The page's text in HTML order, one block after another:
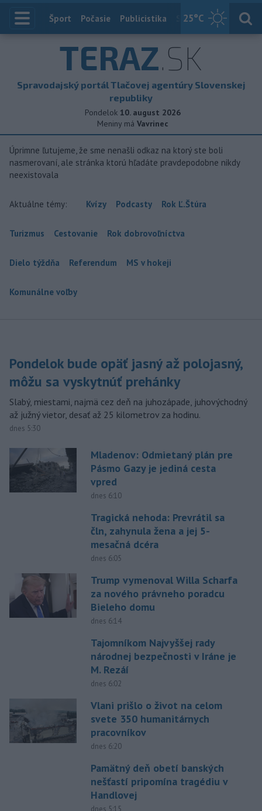
25°C
Index
Šport Počasie Publicistika Slovensko
TERAZ.SK
Spravodajský portál Tlačovej agentúry Slovenskej
republiky
Pondelok 10. august 2026
Meniny má Vavrinec
Úprimne ľutujeme, že sme nenašli odkaz na ktorý ste boli
nasmerovaní, ale stránka ktorú hľadáte pravdepodobne nikdy
neexistovala
Aktuálne témy: Kvízy Podcasty Rok Ľ.Štúra
Turizmus Cestovanie Rok dobrovoľníctva
Dielo týždňa Referendum MS v hokeji
Komunálne voľby
Pondelok bude opäť jasný až polojasný,
môžu sa vyskytnúť prehánky
Slabý, miestami, najmä cez deň na juhozápade, juhovýchodný
až južný vietor, desať až 25 kilometrov za hodinu.
dnes 5:30
Mladenov: Odmietaný plán pre
Pásmo Gazy je jediná cesta
vpred
dnes 6:10
Tragická nehoda: Prevrátil sa
čln, zahynula žena a jej 5-
mesačná dcéra
dnes 6:05
Trump vymenoval Willa Scharfa
za nového právneho poradcu
Bieleho domu
dnes 6:14
Tajomníkom Najvyššej rady
národnej bezpečnosti v Iráne je
M. Rezáí
dnes 6:02
Vlani prišlo o život na celom
svete 350 humanitárnych
pracovníkov
dnes 6:20
Pamätný deň obetí banských
nešťastí pripomína tragédiu v
Handlovej
dnes 5:15